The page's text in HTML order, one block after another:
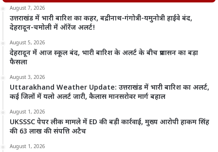
August 7, 2026
उत्तराखंड में भारी बारिश का कहर, बद्रीनाथ-गंगोत्री-यमुनोत्री हाईवे बंद,
देहरादून-चमोली में ऑरेंज अलर्ट!
August 5, 2026
देहरादून में आज स्कूल बंद, भारी बारिश के अलर्ट के बीच प्रशासन का बड़ा
फैसला
August 3, 2026
Uttarakhand Weather Update: उत्तराखंड में भारी बारिश का अलर्ट,
कई जिलों में यलो अलर्ट जारी, कैलास मानसरोवर मार्ग बहाल
August 1, 2026
UKSSSC पेपर लीक मामले में ED की बड़ी कार्रवाई, मुख्य आरोपी हाकम सिंह
की 63 लाख की संपत्ति अटैच
August 1, 2026